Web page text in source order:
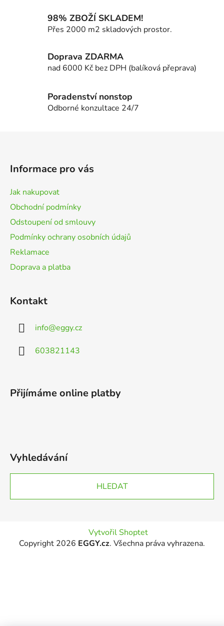
k
y
v
p
i
98% ZBOŽÍ SKLADEM!
Přes 2000 m2 skladových prostor.
Doprava ZDARMA
nad 6000 Kč bez DPH (balíková přeprava)
Poradenství nonstop
Odborné konzultace 24/7
Informace pro vás
Jak nakupovat
Obchodní podmínky
Odstoupení od smlouvy
Podmínky ochrany osobních údajů
Reklamace
Doprava a platba
Kontakt
info@eggy.cz
603821143
Přijímáme online platby
Vyhledávání
HLEDAT
Vytvořil Shoptet
Copyright 2026 EGGY.cz. Všechna práva vyhrazena.